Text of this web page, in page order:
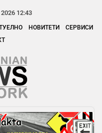
12:43
НОВИТЕТИ
СЕРВИСИ